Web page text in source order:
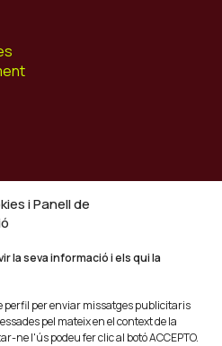
i Panell de
la seva informació i els qui la
perfil per enviar missatges publicitaris
pel mateix en el context de la
ne l'ús podeu fer clic al botó ACCEPTO.